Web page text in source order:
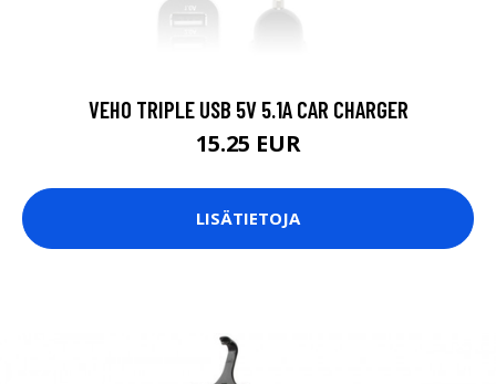
VEHO TRIPLE USB 5V 5.1A CAR CHARGER
15.25 EUR
LISÄTIETOJA